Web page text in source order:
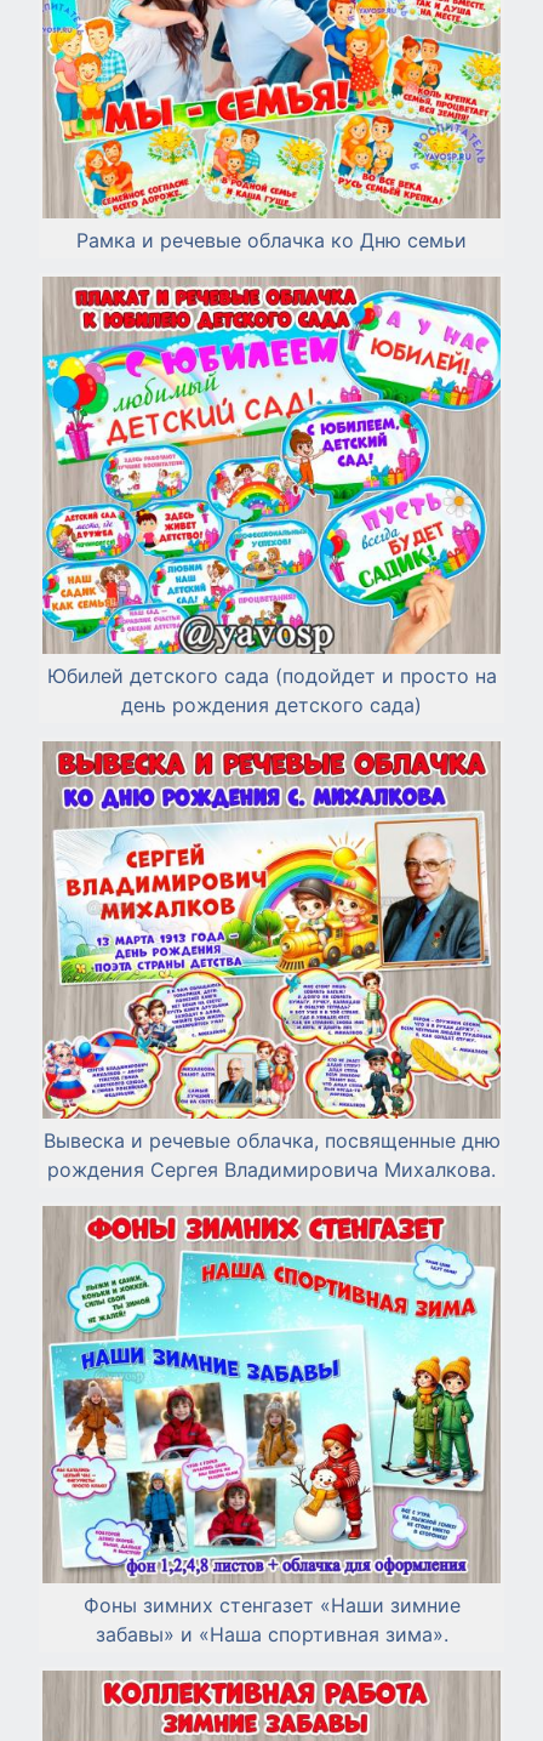
Рамка и речевые облачка ко Дню семьи
Юбилей детского сада (подойдет и просто на
день рождения детского сада)
Вывеска и речевые облачка, посвященные дню
рождения Сергея Владимировича Михалкова.
Фоны зимних стенгазет «Наши зимние
забавы» и «Наша спортивная зима».